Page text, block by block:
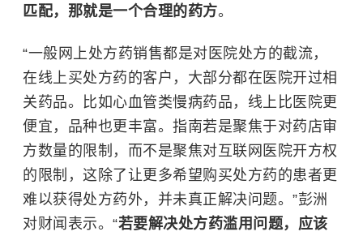
匹配，那就是一个合理的药方。
“一般网上处方药销售都是对医院处方的截流，
在线上买处方药的客户，大部分都在医院开过相
关药品。比如心血管类慢病药品，线上比医院更
便宜，品种也更丰富。指南若是聚焦于对药店审
方数量的限制，而不是聚焦对互联网医院开方权
的限制，这除了让更多希望购买处方药的患者更
难以获得处方药外，并未真正解决问题。”彭洲
对财闻表示。“若要解决处方药滥用问题，应该